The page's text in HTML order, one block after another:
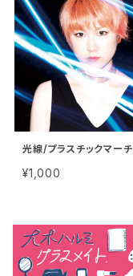
光線/プラスチックマーチ
¥1,000